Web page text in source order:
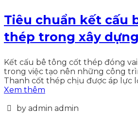
Tiêu chuẩn kết cấu
thép trong xây dựng
Kết cấu bê tông cốt thép đóng
trong việc tạo nên những công
Thanh cốt thép chịu được áp lực
Xem thêm
by admin admin